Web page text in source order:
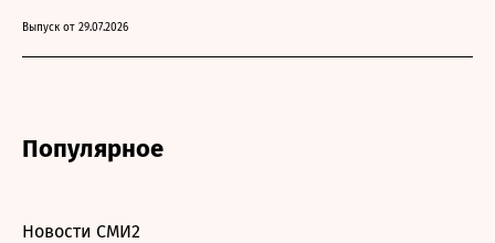
Выпуск от 29.07.2026
Популярное
Новости СМИ2